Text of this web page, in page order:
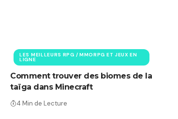
LES MEILLEURS RPG / MMORPG ET JEUX EN
LIGNE
Comment trouver des biomes de la
taïga dans Minecraft
4 Min de Lecture